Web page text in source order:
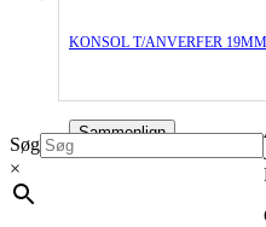
KONSOL T/ANVERFER
Sammenlign
Søg
×